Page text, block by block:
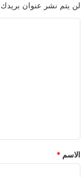
لن يتم نشر عنوان بريدك
*
الاسم *